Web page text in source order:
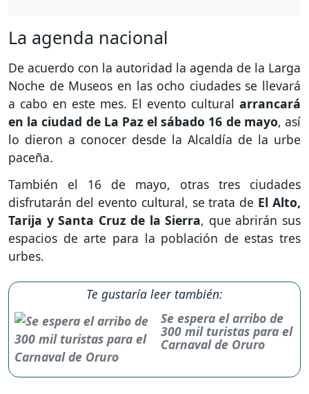
La agenda nacional
De acuerdo con la autoridad la agenda de la Larga
Noche de Museos en las ocho ciudades se llevará
a cabo en este mes. El evento cultural arrancará
en la ciudad de La Paz el sábado 16 de mayo, así
lo dieron a conocer desde la Alcaldía de la urbe
paceña.
También el 16 de mayo, otras tres ciudades
disfrutarán del evento cultural, se trata de El Alto,
Tarija y Santa Cruz de la Sierra, que abrirán sus
espacios de arte para la población de estas tres
urbes.
Te gustaría leer también:
Se espera el arribo de
300 mil turistas para el
Carnaval de Oruro